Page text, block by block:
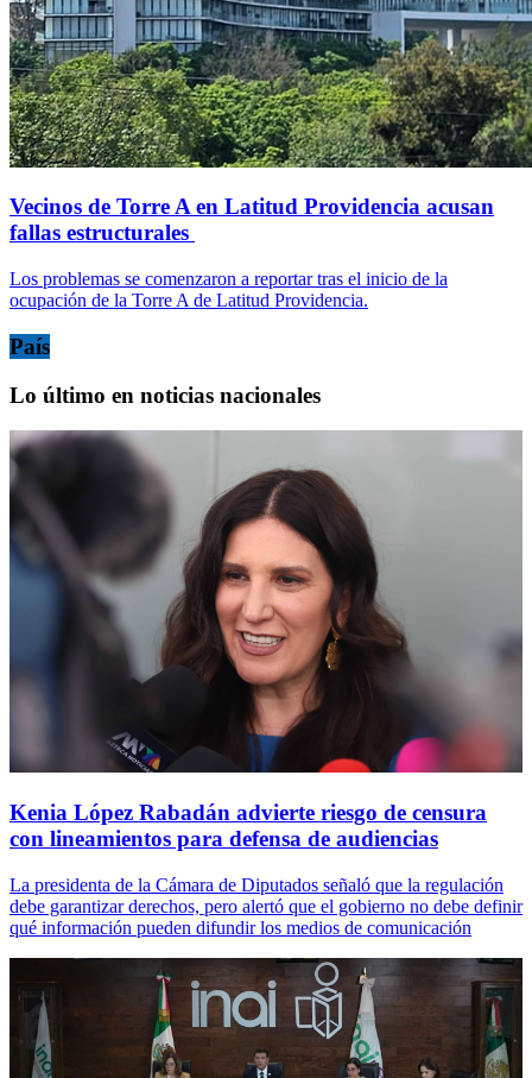
Vecinos de Torre A en Latitud Providencia acusan
fallas estructurales
Los problemas se comenzaron a reportar tras el inicio de la
ocupación de la Torre A de Latitud Providencia.
País
Lo último en noticias nacionales
Kenia López Rabadán advierte riesgo de censura
con lineamientos para defensa de audiencias
La presidenta de la Cámara de Diputados señaló que la regulación
debe garantizar derechos, pero alertó que el gobierno no debe definir
qué información pueden difundir los medios de comunicación